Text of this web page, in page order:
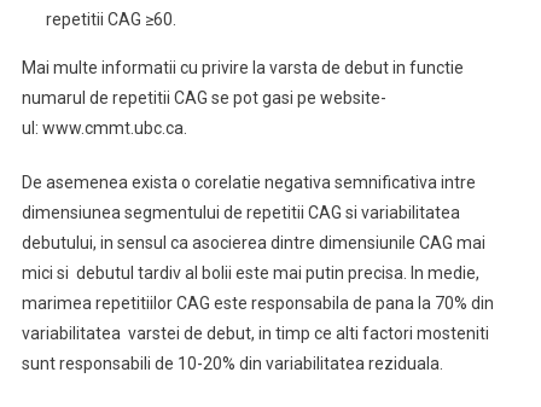
repetitii CAG ≥60.
Mai multe informatii cu privire la varsta de debut in functie
numarul de repetitii CAG se pot gasi pe website-
ul: www.cmmt.ubc.ca.
De asemenea exista o corelatie negativa semnificativa intre
dimensiunea segmentului de repetitii CAG si variabilitatea
debutului, in sensul ca asocierea dintre dimensiunile CAG mai
mici si debutul tardiv al bolii este mai putin precisa. In medie,
marimea repetitiilor CAG este responsabila de pana la 70% din
variabilitatea varstei de debut, in timp ce alti factori mosteniti
sunt responsabili de 10-20% din variabilitatea reziduala.